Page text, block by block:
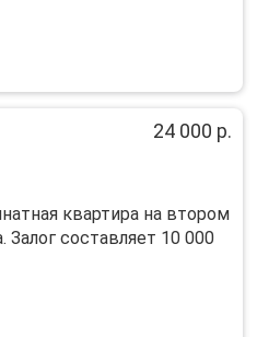
24 000 р.
квартира на втором
составляет 10 000